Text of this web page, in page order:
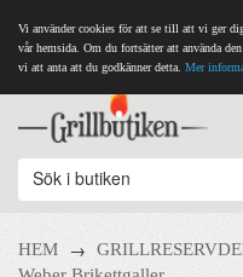
Vi använder cookies för att se till att vi ger
vår hemsida. Om du fortsätter att använda
vi att anta att du godkänner detta. Mer
HEM →